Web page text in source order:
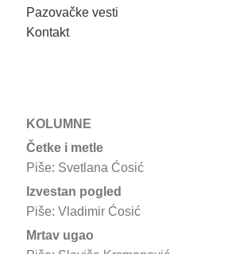
Pazovačke vesti
Kontakt
KOLUMNE
Četke i metle
Piše: Svetlana Ćosić
Izvestan pogled
Piše: Vladimir Ćosić
Mrtav ugao